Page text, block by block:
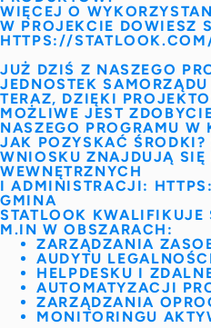
WIĘCEJ O
W PROJEKCIE DOWIESZ
HTTPS://
JUŻ DZIŚ Z NASZEGO
JEDNOSTEK
TERAZ, DZIĘKI
MOŻLIWE JEST
NASZEGO PROGRAMU W
JAK POZYSKAĆ ŚRODKI?
WNIOSKU ZNAJDUJĄ SIĘ
WEWNĘTRZNYCH
I ADMINISTRACJI:
GMINA
STATLOOK KWALIFIKUJE
M.IN W OBSZARACH:
ZARZĄDZANIA
AUDYTU
HELPDESKU I
AUTOMATYZACJI
ZARZĄDZANIA
MONITORINGU